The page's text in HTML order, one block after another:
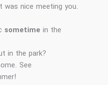
was nice meeting you.
sometimein the
in the park?
See